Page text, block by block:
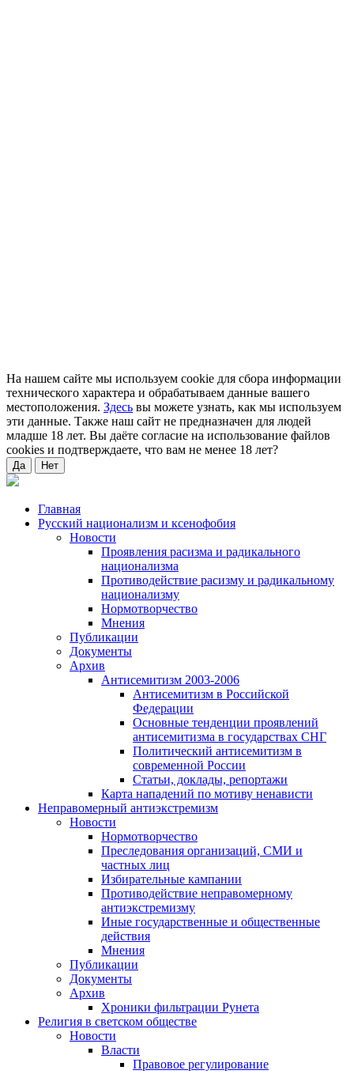
На нашем сайте мы используем cookie для сбора информации
технического характера и обрабатываем данные вашего
местоположения. Здесь вы можете узнать, как мы используем
эти данные. Также наш сайт не предназначен для людей
младше 18 лет. Вы даёте согласие на использование файлов
cookies и подтверждаете, что вам не менее 18 лет?
Да Нет
Главная
Русский национализм и ксенофобия
Новости
Проявления расизма и радикального
национализма
Противодействие расизму и радикальному
национализму
Нормотворчество
Мнения
Публикации
Документы
Архив
Антисемитизм 2003-2006
Антисемитизм в Российской
Федерации
Основные тенденции проявлений
антисемитизма в государствах СНГ
Политический антисемитизм в
современной России
Статьи, доклады, репортажи
Карта нападений по мотиву ненависти
Неправомерный антиэкстремизм
Новости
Нормотворчество
Преследования организаций, СМИ и
частных лиц
Избирательные кампании
Противодействие неправомерному
антиэкстремизму
Иные государственные и общественные
действия
Мнения
Публикации
Документы
Архив
Хроники фильтрации Рунета
Религия в светском обществе
Новости
Власти
Правовое регулирование